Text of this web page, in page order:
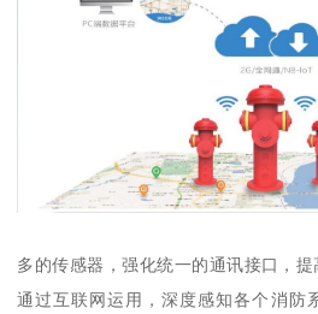
多的传感器，强化统一的通讯接口，提
通过互联网运用，深度感知各个消防